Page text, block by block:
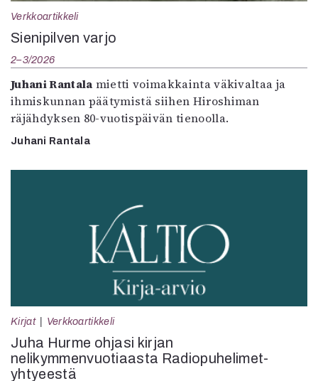
Verkkoartikkeli
Sienipilven varjo
2–3/2026
Juhani Rantala mietti voimakkainta väkivaltaa ja
ihmiskunnan päätymistä siihen Hiroshiman
räjähdyksen 80-vuotispäivän tienoolla.
Juhani Rantala
Kirjat Verkkoartikkeli
Juha Hurme ohjasi kirjan
nelikymmenvuotiaasta Radiopuhelimet-
yhtyeestä